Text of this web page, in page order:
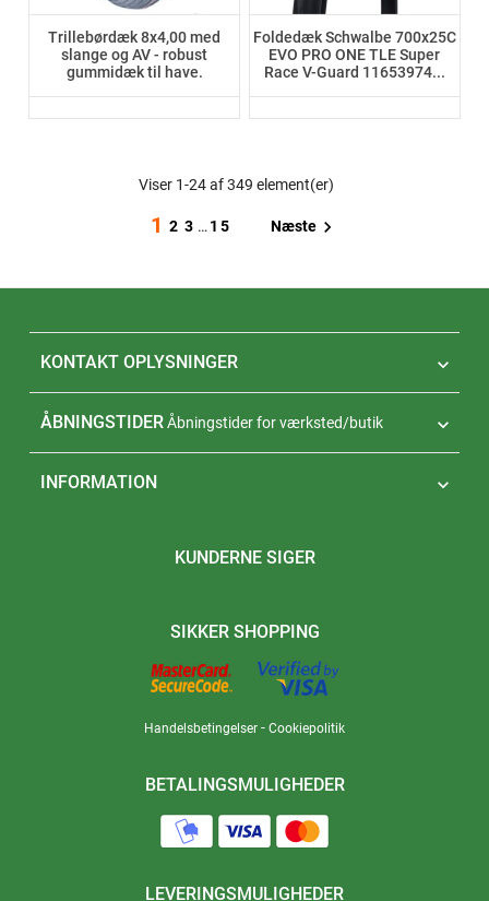
Trillebørdæk 8x4,00 med
slange og AV - robust
gummidæk til have.
Foldedæk Schwalbe 700x25C
EVO PRO ONE TLE Super
Race V-Guard 11653974...
Viser 1-24 af 349 element(er)
1 2 3 …15 Næste 
KONTAKT OPLYSNINGER 
ÅBNINGSTIDER 
Åbningstider for værksted/butik
INFORMATION 
KUNDERNE SIGER
SIKKER SHOPPING
Handelsbetingelser - Cookiepolitik
BETALINGSMULIGHEDER
LEVERINGSMULIGHEDER